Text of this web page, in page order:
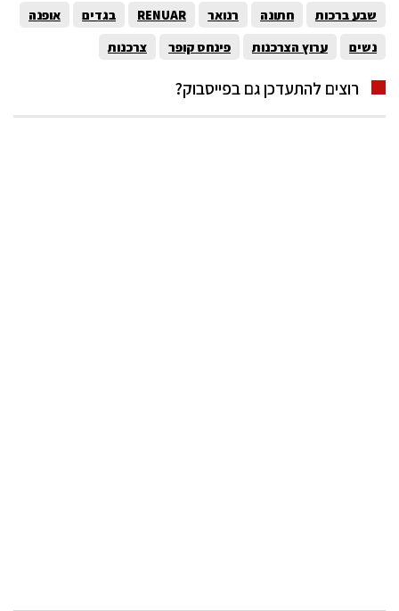
שבע ברכות חתונה רנואר RENUAR בגדים
אופנה
נשים
ערוץ הצרכנות פינחס קופר צרכנות
רוצים להתעדכן גם בפייסבוק?